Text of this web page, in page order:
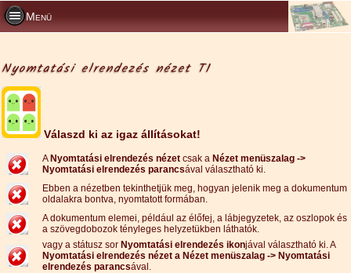
Menü
Nyomtatási elrendezés nézet T1
Válaszd ki az igaz állításokat!
A Nyomtatási elrendezés nézet csak a Nézet menüszalag ->
Nyomtatási elrendezés parancsával választható ki.
Ebben a nézetben tekinthetjük meg, hogyan jelenik meg a dokumentum
oldalakra bontva, nyomtatott formában.
A dokumentum elemei, például az élőfej, a lábjegyzetek, az oszlopok és
a szövegdobozok tényleges helyzetükben láthatók.
vagy a státusz sor Nyomtatási elrendezés ikonjával választható ki. A
Nyomtatási elrendezés nézet a Nézet menüszalag -> Nyomtatási
elrendezés parancsával.